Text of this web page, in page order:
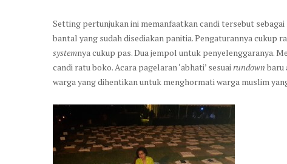
Setting pertunjukan ini memanfaatkan candi tersebut
bantal yang sudah disediakan panitia. Pengaturannya cukup
systemnya cukup pas. Dua jempol untuk penyelenggaranya.
candi ratu boko. Acara pagelaran ‘abhati’ sesuairundown baru
warga yang dihentikan untuk menghormati warga muslim